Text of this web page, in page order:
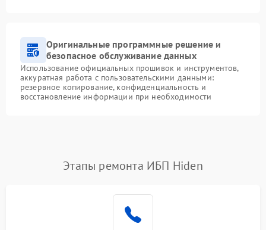
Оригинальные программные решение и
безопасное обслуживание данных
Использование официальных прошивок и инструментов,
аккуратная работа с пользовательскими данными:
резервное копирование, конфиденциальность и
восстановление информации при необходимости
Этапы ремонта ИБП Hiden